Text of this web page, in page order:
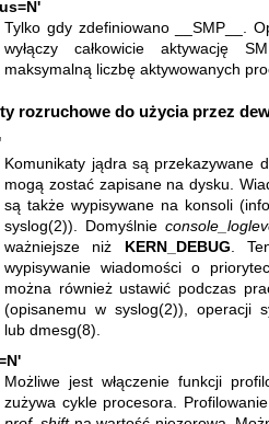
Tylko gdy zdefiniowano __SMP__.
wyłączy całkowicie aktywację
maksymalną liczbę aktywowanych
rozruchowe do użycia przez
Komunikaty jądra są przekazywane
mogą zostać zapisane na dysku.
są także wypisywane na konsoli
syslog(2)). Domyślnie
ważniejsze niż KERN_DEBUG.
wypisywanie wiadomości o
można również ustawić podczas
(opisanemu wsyslog(2)), operacji
lubdmesg(8).
Możliwe jest włączenie funkcji
zużywa cykle procesora.